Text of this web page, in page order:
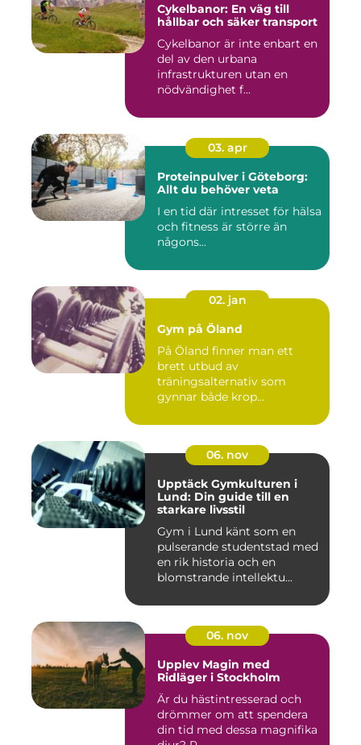
Cykelbanor: En väg till
hållbar och säker transport
Cykelbanor är inte enbart en
del av den urbana
infrastrukturen utan en
nödvändighet f...
03. apr
Proteinpulver i Göteborg:
Allt du behöver veta
I en tid där intresset för hälsa
och fitness är större än
någons...
02. jan
Gym på Öland
På Öland finner man ett
brett utbud av
träningsalternativ som
gynnar både krop...
06. nov
Upptäck Gymkulturen i
Lund: Din guide till en
starkare livsstil
Gym i Lund känt som en
pulserande studentstad med
en rik historia och en
blomstrande intellektu...
06. nov
Upplev Magin med
Ridläger i Stockholm
Är du hästintresserad och
drömmer om att spendera
din tid med dessa magnifika